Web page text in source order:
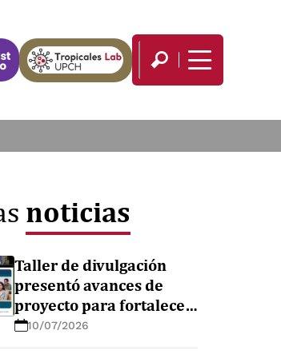
noticias
Taller de divulgación
presentó avances de
proyecto para fortalecer
el diagnóstico de
enfermedades febriles
10/07/2026